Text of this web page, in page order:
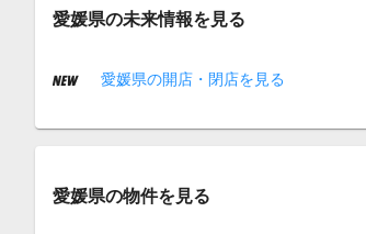
愛媛県の未来情報を見る
愛媛県の開店・閉店を見る
愛媛県の物件を見る